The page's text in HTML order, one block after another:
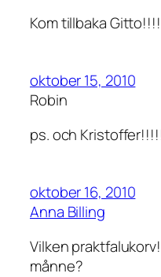
Kom tillbaka
oktober 15, 2010
Robin
ps. och
oktober 16, 2010
Anna Billing
Vilken
månne?